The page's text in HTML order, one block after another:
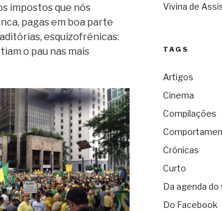
impostos que nós
pagas em boa parte
esquizofrênicas:
o pau nas mais
Vivina de
TAGS
Artigos
Cinema
Compilações
Crônicas
Curto
Da agenda do
Do Facebook